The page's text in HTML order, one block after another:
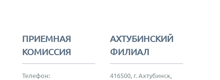
ПРИЕМНАЯ
КОМИССИЯ
Телефон:
АХТУБИНСКИЙ
ФИЛИАЛ
416500, г. Ахтубинск,